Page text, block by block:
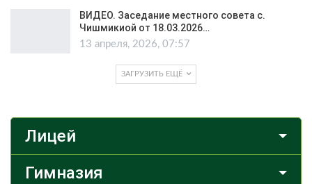
ВИДЕО. Заседание местного совета с.
Чишмикиой от 18.03.2026…
13 апреля, 2026, 07:57
ЗАГРУЗИТЬ ЕЩЁ
Лицей
Гимназия